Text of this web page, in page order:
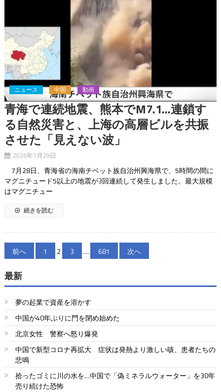
ニュース 中国 動画
青海で連続地震、熊本でM7.1…連鎖す
る自然災害と、上海の高層ビルを共振
させた「見えない波」
2026年7月29日
7月28日、青海省の海南チベット族自治州興海県で、5時間の間に
マグニチュード5以上の地震が3回連続して発生しました。最大規模
はマグニチュー
続きを読む
投
稿
の
ペ
ー
ジ
送
り
前へ 1 2 3 … 681 次へ
最新
夢の起業で資産を溶かす
中国が40年ぶりに門を閉め始めた
北京女性 警察へ怒り爆発
中国で新型コロナ再拡大 症状は発熱より激しい咳、患者たちの
悲鳴
拾ったゴミに川の水を…中国で「偽ミネラルウォーター」を30年
売り続けた恐怖